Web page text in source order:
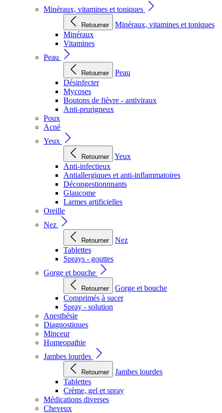
Minéraux, vitamines et toniques
Retourner
Minéraux, vitamines et toniques
Minéraux
Vitamines
Peau
Retourner
Peau
Désinfecter
Mycoses
Boutons de fièvre - antiviraux
Anti-prurigneux
Poux
Acné
Yeux
Retourner
Yeux
Anti-infectieux
Antiallergiques et anti-inflammatoires
Décongestionnnants
Glaucome
Larmes artificielles
Oreille
Nez
Retourner
Nez
Tablettes
Sprays - gouttes
Gorge et bouche
Retourner
Gorge et bouche
Comprimés à sucer
Spray - solution
Anesthésie
Diagnostiques
Minceur
Homeopathie
Jambes lourdes
Retourner
Jambes lourdes
Tablettes
Crème, gel et spray
Médications diverses
Cheveux